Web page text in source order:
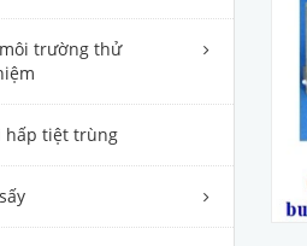
trường thử
hấp tiệt trùng